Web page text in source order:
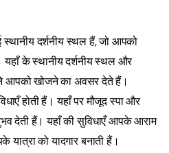
दर्शनीय स्थल हैं, जो आपको
यहाँ के स्थानीय दर्शनीय स्थल और
आपको खोजने का अवसर देते हैं।
होती हैं। यहाँ पर मौजूद स्पा और
देती हैं। यहाँ की सुविधाएँ आपके आराम
को यादगार बनाती हैं।